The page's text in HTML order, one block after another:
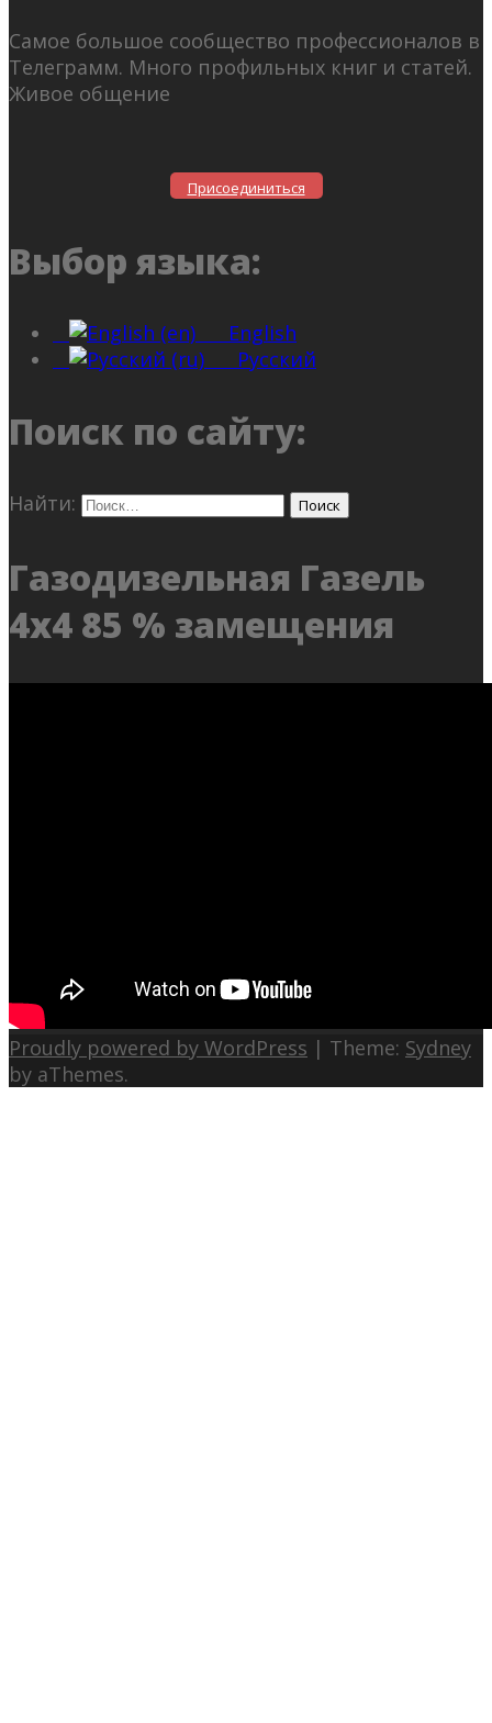
Самое большое сообщество профессионалов в
Телеграмм. Много профильных книг и статей.
Живое общение
Присоединиться
Выбор языка:
English
Русский
Поиск по сайту:
Найти:
Газодизельная Газель
4х4 85 % замещения
Proudly powered by WordPress | Theme: Sydney
by aThemes.